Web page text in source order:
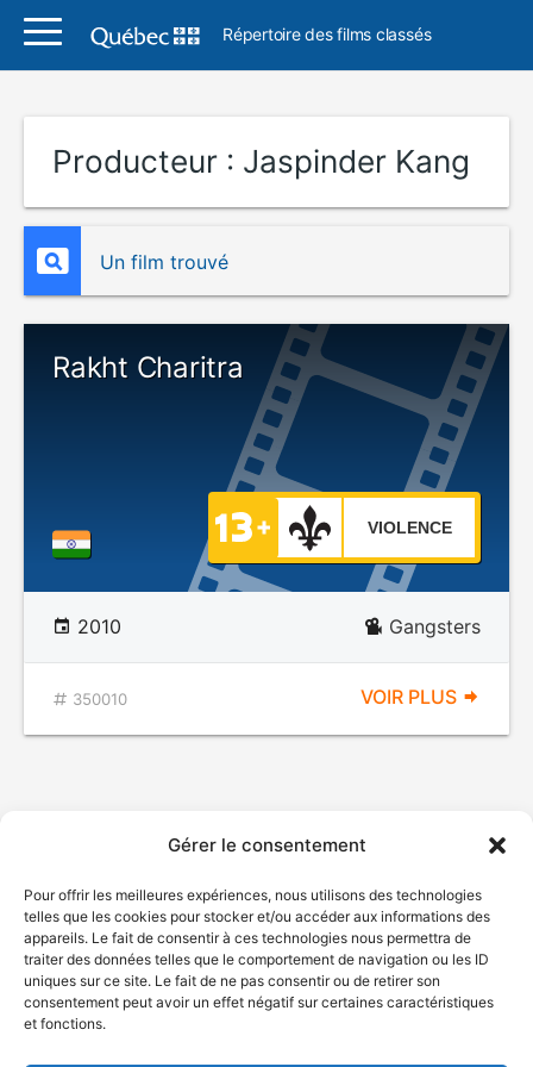
Gérer le consentement
Pour offrir les meilleures expériences, nous utilisons des technologies
telles que les cookies pour stocker et/ou accéder aux informations des
appareils. Le fait de consentir à ces technologies nous permettra de
traiter des données telles que le comportement de navigation ou les ID
uniques sur ce site. Le fait de ne pas consentir ou de retirer son
consentement peut avoir un effet négatif sur certaines caractéristiques
et fonctions.
Répertoire des films classés
Producteur : Jaspinder Kang
Un film trouvé
Rakht Charitra
VIOLENCE
2010 Gangsters
350010 VOIR PLUS